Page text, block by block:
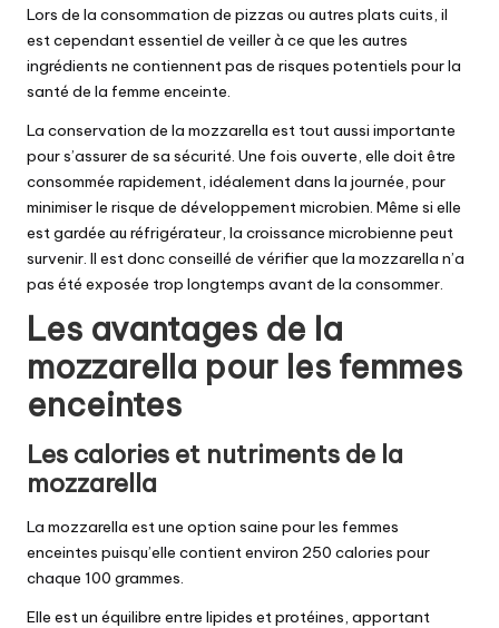
Lors de la consommation de pizzas ou autres plats cuits, il
est cependant essentiel de veiller à ce que les autres
ingrédients ne contiennent pas de risques potentiels pour la
santé de la femme enceinte.
La conservation de la mozzarella est tout aussi importante
pour s’assurer de sa sécurité. Une fois ouverte, elle doit être
consommée rapidement, idéalement dans la journée, pour
minimiser le risque de développement microbien. Même si elle
est gardée au réfrigérateur, la croissance microbienne peut
survenir. Il est donc conseillé de vérifier que la mozzarella n’a
pas été exposée trop longtemps avant de la consommer.
Les avantages de la
mozzarella pour les femmes
enceintes
Les calories et nutriments de la
mozzarella
La mozzarella est une option saine pour les femmes
enceintes puisqu’elle contient environ 250 calories pour
chaque 100 grammes.
Elle est un équilibre entre lipides et protéines, apportant